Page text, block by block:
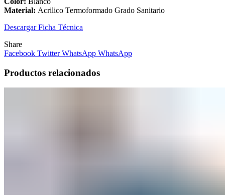
Material: Acrilico Termoformado Grado Sanitario
Descargar Ficha Técnica
Share
Facebook Twitter WhatsApp WhatsApp
Productos relacionados